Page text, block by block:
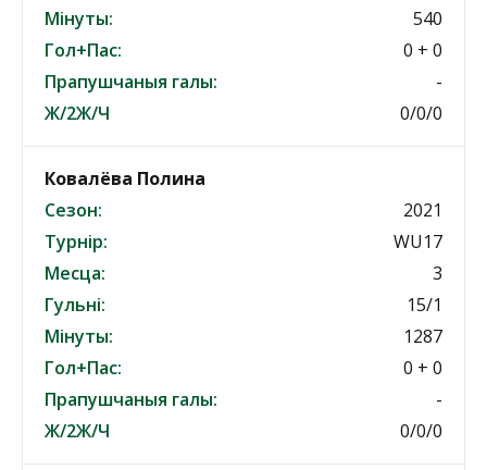
Мінуты:
540
Гол+Пас:
0 + 0
Прапушчаныя галы:
-
Ж/2Ж/Ч
0/0/0
Ковалёва Полина
Сезон:
2021
Турнір:
WU17
Месца:
3
Гульні:
15/1
Мінуты:
1287
Гол+Пас:
0 + 0
Прапушчаныя галы:
-
Ж/2Ж/Ч
0/0/0